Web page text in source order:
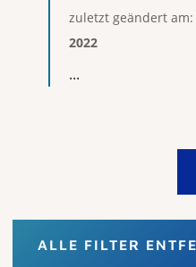
zuletzt geändert am:
2022
...
ALLE FILTER